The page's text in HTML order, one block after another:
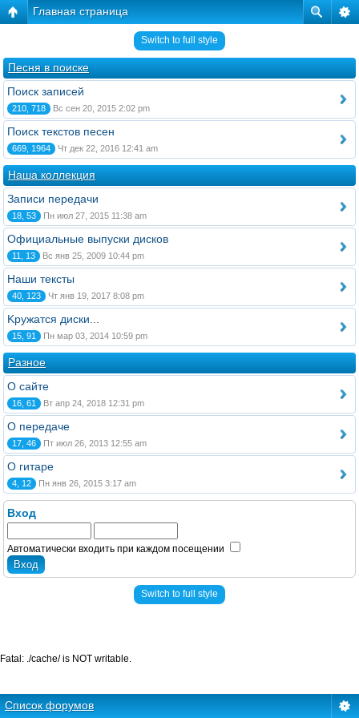
Главная страница
Switch to full style
Песня в поиске
Поиск записей
210, 718 Вс сен 20, 2015 2:02 pm
Поиск текстов песен
669, 1964 Чт дек 22, 2016 12:41 am
Наша коллекция
Записи передачи
18, 53 Пн июл 27, 2015 11:38 am
Официальные выпуски дисков
11, 13 Вс янв 25, 2009 10:44 pm
Наши тексты
40, 123 Чт янв 19, 2017 8:08 pm
Kружатся диски...
15, 91 Пн мар 03, 2014 10:59 pm
Разное
О сайте
16, 61 Вт апр 24, 2018 12:31 pm
О передаче
17, 46 Пт июл 26, 2013 12:55 am
О гитаре
4, 12 Пн янв 26, 2015 3:17 am
Вход
Автоматически входить при каждом посещении
Switch to full style
Список форумов
Fatal: ./cache/ is NOT writable.